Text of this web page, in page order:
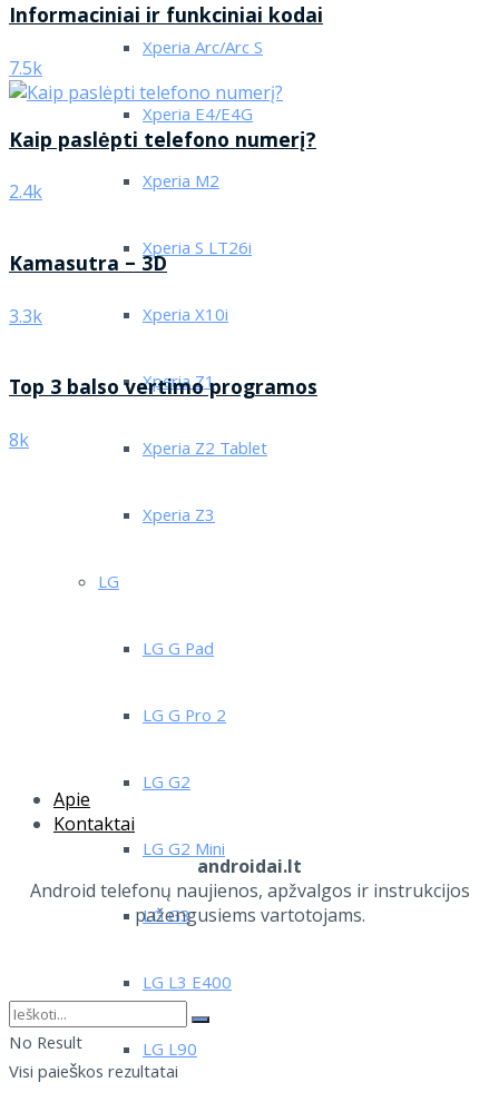
Xperia Arc/Arc S
Xperia E4/E4G
Xperia M2
Xperia S LT26i
Xperia X10i
Xperia Z1
Xperia Z2 Tablet
Xperia Z3
LG
LG G Pad
LG G Pro 2
LG G2
LG G2 Mini
LG G3
LG L3 E400
LG L90
Informaciniai ir funkciniai kodai
7.5k
Kaip paslėpti telefono numerį?
2.4k
Kamasutra – 3D
3.3k
Top 3 balso vertimo programos
8k
Apie
Kontaktai
androidai.lt
Android telefonų naujienos, apžvalgos ir instrukcijos
pažengusiems vartotojams.
No Result
Visi paieškos rezultatai